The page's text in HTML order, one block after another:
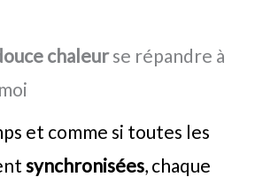
chaleurse répandre à
et comme si toutes les
synchronisées, chaque